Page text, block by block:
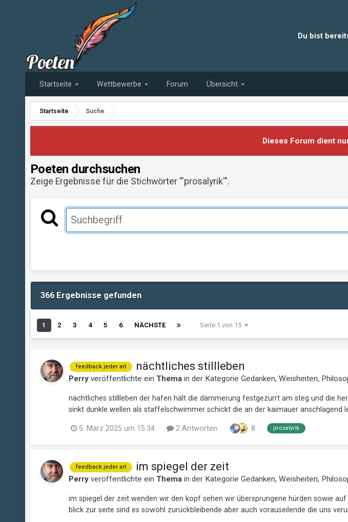
Du bist
Startseite Wettbewerbe Forum Übersicht
Startseite Suche
Dieses Forum dient
Poeten durchsuchen
Zeige Ergebnisse für die Stichwörter "'prosalyrik'".
366 Ergebnisse gefunden
1 2 3 4 5 6 NÄCHSTE Seite 1 von 15
feedback jeder art nächtliches stillleben
Perryveröffentlichte ein Themain der Kategorie Gedanken, Weisheiten,
nächtliches stillleben der hafen hält die dämmerung festgezurrt am steg und die
sinkt dunkle wellen als staffelschwimmer schickt die an der kaimauer anschlagend
5. März 2025 um 15:34 2 Antworten 8 prosalyrik
feedback jeder art im spiegel der zeit
Perryveröffentlichte ein Themain der Kategorie Gedanken, Weisheiten,
im spiegel der zeit wenden wir den kopf sehen wir übersprungene hürden sowie
blick zur seite sind es sowohl zurückbleibende aber auch vorauseilende die uns